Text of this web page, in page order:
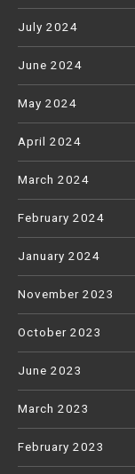
July 2024
June 2024
May 2024
April 2024
March 2024
February 2024
January 2024
November 2023
October 2023
June 2023
March 2023
February 2023